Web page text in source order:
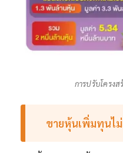
การปรับโครง
ขายหุ้นเพิ่มทุนไ